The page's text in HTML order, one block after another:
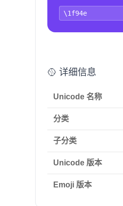
🥎 详细信息
Unicode 名称
分类
子分类
Unicode 版本
Emoji 版本